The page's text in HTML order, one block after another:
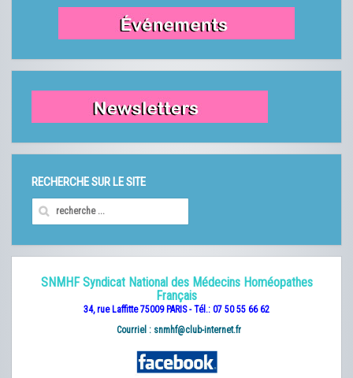
RECHERCHE SUR LE SITE
SNMHF Syndicat National des Médecins Homéopathes
Français
34, rue Laffitte 75009 PARIS - Tél.: 07 50 55 66 62
Courriel : snmhf@club-internet.fr